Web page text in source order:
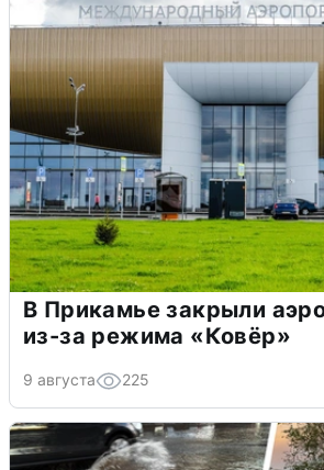
В Прикамье закрыли
из-за режима «Ковёр»
9 августа 225